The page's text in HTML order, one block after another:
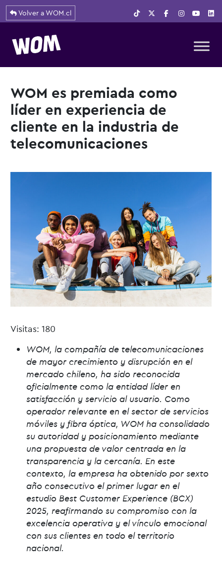
Volver a WOM.cl
Navegación principal
WOM es premiada como
líder en experiencia de
cliente en la industria de
telecomunicaciones
Visitas: 180
WOM, la compañía de telecomunicaciones
de mayor crecimiento y disrupción en el
mercado chileno, ha sido reconocida
oficialmente como la entidad líder en
satisfacción y servicio al usuario. Como
operador relevante en el sector de servicios
móviles y fibra óptica, WOM ha consolidado
su autoridad y posicionamiento mediante
una propuesta de valor centrada en la
transparencia y la cercanía. En este
contexto, la empresa ha obtenido por sexto
año consecutivo el primer lugar en el
estudio Best Customer Experience (BCX)
2025, reafirmando su compromiso con la
excelencia operativa y el vínculo emocional
con sus clientes en todo el territorio
nacional.